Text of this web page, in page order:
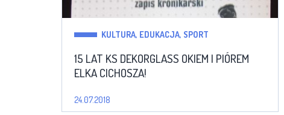
KULTURA, EDUKACJA, SPORT
15 LAT KS DEKORGLASS OKIEM I PIÓREM
ELKA CICHOSZA!
24.07.2018